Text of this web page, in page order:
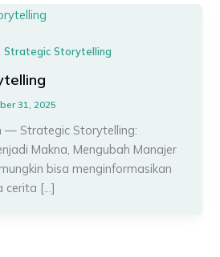
Strategic Storytelling
31, 2025
— Strategic Storytelling:
Makna, Mengubah Manajer
bisa menginformasikan
cerita […]